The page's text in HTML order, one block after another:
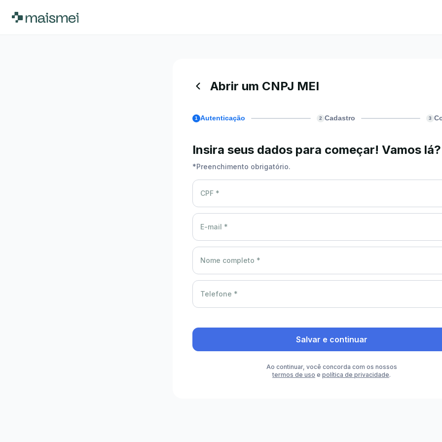
Abrir um CNPJ MEI
1 Autenticação 2 Cadastro 3
Insira seus dados para começar! Vamos lá?
*Preenchimento obrigatório.
CPF *
E-mail *
Nome completo *
Telefone *
Salvar e continuar
Ao continuar, você concorda com os nossos
termos de uso e política de privacidade.